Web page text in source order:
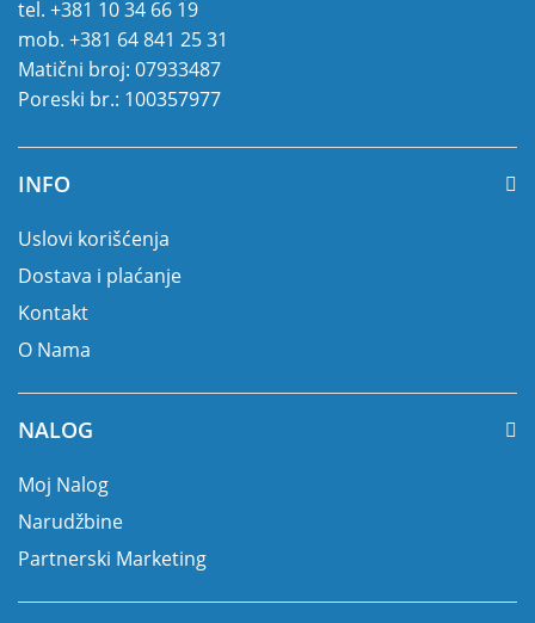
tel. +381 10 34 66 19
mob. +381 64 841 25 31
Matični broj: 07933487
Poreski br.: 100357977
INFO
Uslovi korišćenja
Dostava i plaćanje
Kontakt
O Nama
NALOG
Moj Nalog
Narudžbine
Partnerski Marketing